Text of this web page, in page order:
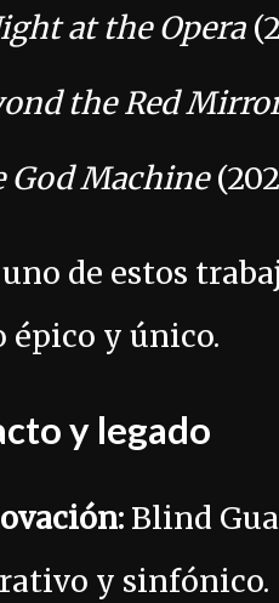
at the Opera
the Red
God Machine
uno de estos
épico y único.
y legado
Blind
y sinfónico.